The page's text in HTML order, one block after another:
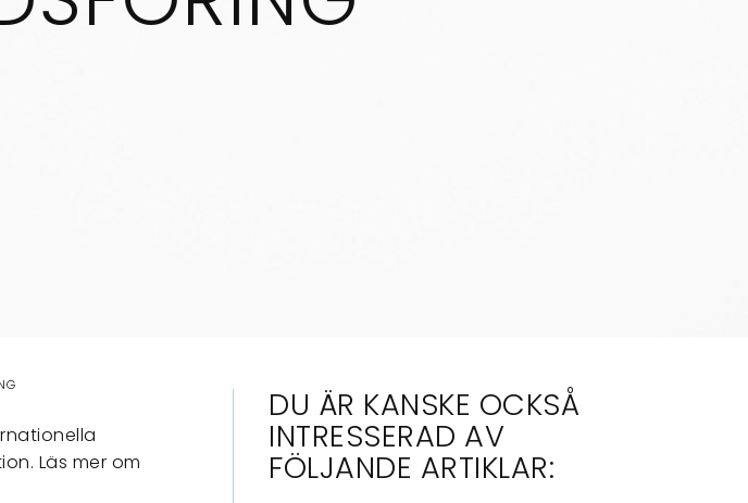
Läs mer om
DU ÄR KANSKE OCKSÅ
INTRESSERAD AV
FÖLJANDE ARTIKLAR: